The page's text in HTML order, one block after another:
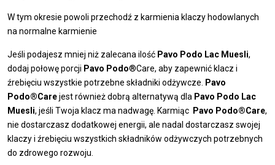
W tym okresie powoli przechodź z karmienia klaczy hodowlanych
na normalne karmienie
Jeśli podajesz mniej niż zalecana ilość Pavo Podo Lac Muesli,
dodaj połowę porcji Pavo Podo®Care, aby zapewnić klacz i
źrebięciu wszystkie potrzebne składniki odżywcze.
Pavo
Podo®Carejest również dobrą alternatywą dla Pavo Podo Lac
Muesli, jeśli Twoja klacz ma nadwagę. Karmiąc Pavo Podo®Care,
nie dostarczasz dodatkowej energii, ale nadal dostarczasz swojej
klaczy i źrebięciu wszystkich składników odżywczych potrzebnych
do zdrowego rozwoju.